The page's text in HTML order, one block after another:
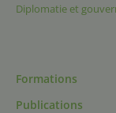
Diplomatie et
Formations
Publications